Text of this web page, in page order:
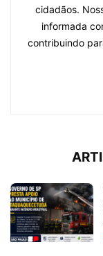
cidadãos.
informada
contribuindo